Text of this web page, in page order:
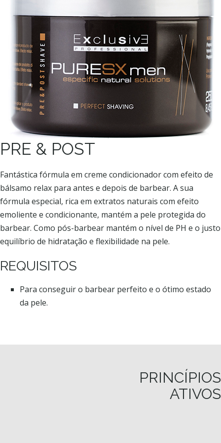
PRE & POST
Fantástica fórmula em creme condicionador com efeito de
bálsamo relax para antes e depois de barbear. A sua
fórmula especial, rica em extratos naturais com efeito
emoliente e condicionante, mantém a pele protegida do
barbear. Como pós-barbear mantém o nível de PH e o justo
equilíbrio de hidratação e flexibilidade na pele.
REQUISITOS
Para conseguir o barbear perfeito e o ótimo estado
da pele.
PRINCÍPIOS
ATIVOS